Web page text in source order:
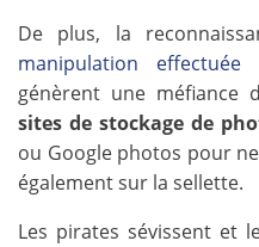
De plus, la
manipulation
génèrent une méfiance
sites de stockage de
ou Google photos pour
également sur la sellette.
Les pirates sévissent et